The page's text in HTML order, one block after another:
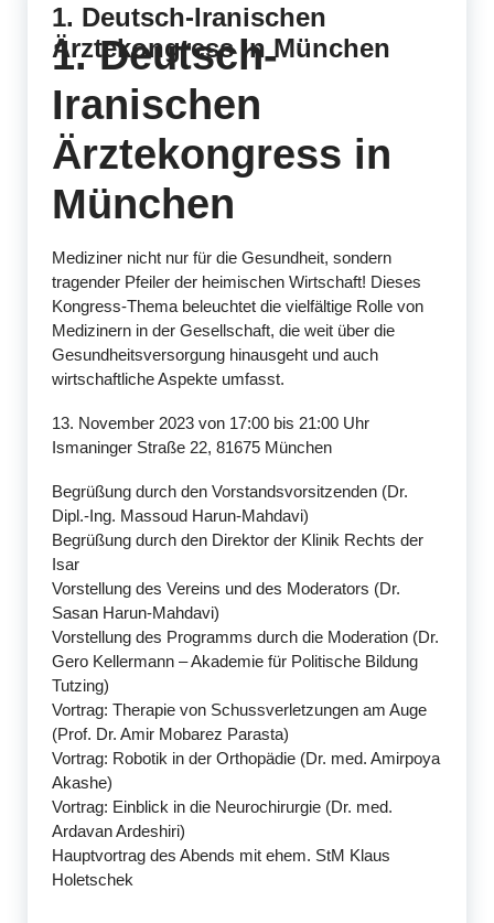
1. Deutsch-Iranischen
Ärztekongress in München
1. Deutsch-
Iranischen
Ärztekongress in
München
Mediziner nicht nur für die Gesundheit, sondern
tragender Pfeiler der heimischen Wirtschaft! Dieses
Kongress-Thema beleuchtet die vielfältige Rolle von
Medizinern in der Gesellschaft, die weit über die
Gesundheitsversorgung hinausgeht und auch
wirtschaftliche Aspekte umfasst.
13. November 2023 von 17:00 bis 21:00 Uhr
Ismaninger Straße 22, 81675 München
Begrüßung durch den Vorstandsvorsitzenden (Dr.
Dipl.-Ing. Massoud Harun-Mahdavi)
Begrüßung durch den Direktor der Klinik Rechts der
Isar
Vorstellung des Vereins und des Moderators (Dr.
Sasan Harun-Mahdavi)
Vorstellung des Programms durch die Moderation (Dr.
Gero Kellermann – Akademie für Politische Bildung
Tutzing)
Vortrag: Therapie von Schussverletzungen am Auge
(Prof. Dr. Amir Mobarez Parasta)
Vortrag: Robotik in der Orthopädie (Dr. med. Amirpoya
Akashe)
Vortrag: Einblick in die Neurochirurgie (Dr. med.
Ardavan Ardeshiri)
Hauptvortrag des Abends mit ehem. StM Klaus
Holetschek